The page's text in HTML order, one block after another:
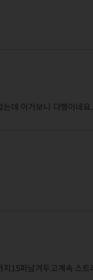
데 이거보니 다행이네
15퍼남겨두고계속 스